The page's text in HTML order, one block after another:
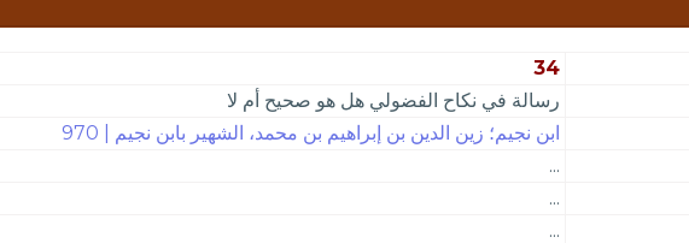
34
رسالة في نكاح الفضولي هل هو صحيح أم لا
ابن نجيم؛ زين الدين بن إبراهيم بن محمد، الشهير بابن نجيم | 970
...
...
...